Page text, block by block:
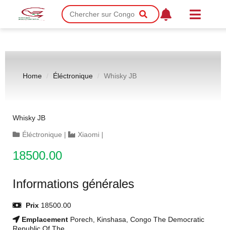
Home Éléctronique Whisky JB
Whisky JB
Éléctronique | Xiaomi |
18500.00
Informations générales
Prix 18500.00
Emplacement Porech, Kinshasa, Congo The Democratic